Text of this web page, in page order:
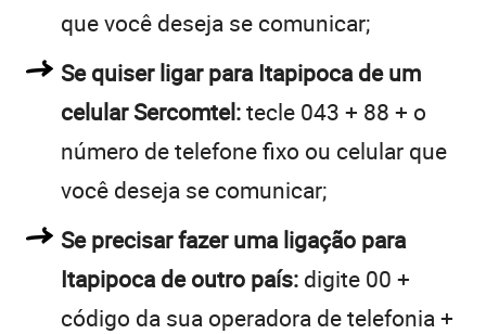
que você deseja se comunicar;
Se quiser ligar para Itapipoca de um
celular Sercomtel:tecle 043 + 88 + o
número de telefone fixo ou celular que
você deseja se comunicar;
Se precisar fazer uma ligação para
Itapipoca de outro país: digite 00 +
código da sua operadora de telefonia +